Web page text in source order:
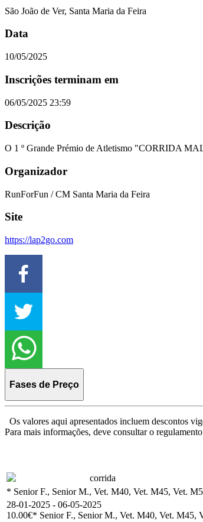
São João de Ver, Santa Maria da Feira
Data
10/05/2025
Inscrições terminam em
06/05/2025 23:59
Descrição
O 1 º Grande Prémio de Atletismo "CORRIDA
Organizador
RunForFun / CM Santa Maria da Feira
Site
https://lap2go.com
Fases de Preço
Os valores aqui apresentados incluem descontos
Para mais informações, deve consultar o
corrida
* Senior F., Senior M., Vet. M40, Vet. M45, Vet.
28-01-2025 - 06-05-2025
10.00€* Senior F., Senior M., Vet. M40, Vet. M45,